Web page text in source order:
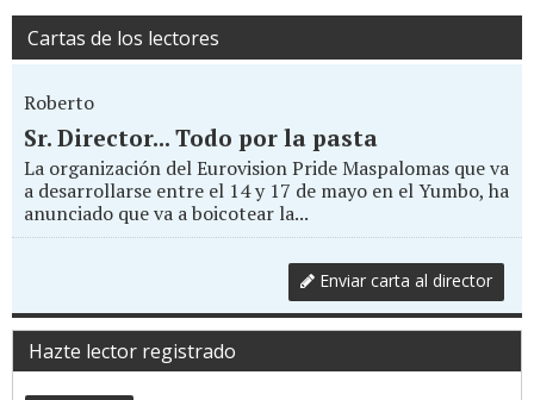
Cartas de los lectores
Roberto
Sr. Director... Todo por la pasta
La organización del Eurovision Pride Maspalomas que va
a desarrollarse entre el 14 y 17 de mayo en el Yumbo, ha
anunciado que va a boicotear la...
Enviar carta al director
Hazte lector registrado